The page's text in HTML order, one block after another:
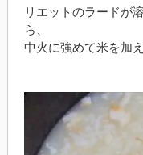
リエットのラードが
ら、
中火に強めて米を加